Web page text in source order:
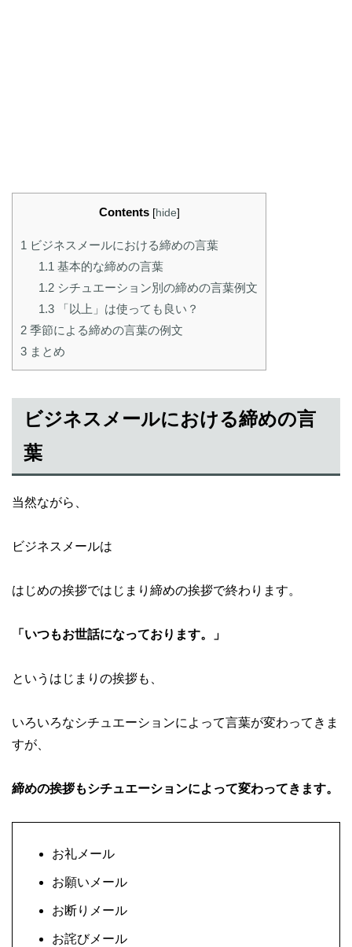
Contents [hide]
1 ビジネスメールにおける締めの言葉
1.1 基本的な締めの言葉
1.2シチュエーション別の締めの言葉例文
1.3「以上」は使っても良い？
2 季節による締めの言葉の例文
3 まとめ
ビジネスメールにおける締めの言
葉
当然ながら、
ビジネスメールは
はじめの挨拶ではじまり締めの挨拶で終わります。
「いつもお世話になっております。」
というはじまりの挨拶も、
いろいろなシチュエーションによって言葉が変わってきま
すが、
締めの挨拶もシチュエーションによって変わってきます。
お礼メール
お願いメール
お断りメール
お詫びメール